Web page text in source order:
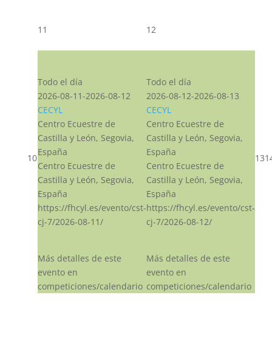
10
11
Todo el día
2026-08-11-2026-08-12
CECYL
Centro Ecuestre de
Castilla y León, Segovia,
España
Centro Ecuestre de
Castilla y León, Segovia,
España
https://fhcyl.es/evento/cst-
cj-7/2026-08-11/
Más detalles de este
evento en
competiciones/calendario
12
Todo el día
2026-08-12-2026-08-13
CECYL
Centro Ecuestre de
Castilla y León, Segovia,
España
Centro Ecuestre de
Castilla y León, Segovia,
España
https://fhcyl.es/evento/cst-
cj-7/2026-08-12/
Más detalles de este
evento en
competiciones/calendario
13